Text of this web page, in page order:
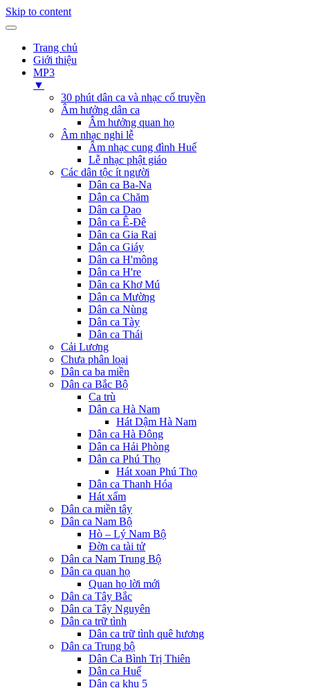
Skip to content
Trang chủ
Giới thiệu
MP3
▼
30 phút dân ca và nhạc cổ truyền
Âm hưởng dân ca
Âm hưởng quan họ
Âm nhạc nghi lễ
Âm nhạc cung đình Huế
Lễ nhạc phật giáo
Các dân tộc ít người
Dân ca Ba-Na
Dân ca Chăm
Dân ca Dao
Dân ca Ê-Đê
Dân ca Gia Rai
Dân ca Giáy
Dân ca H'mông
Dân ca H're
Dân ca Khơ Mú
Dân ca Mường
Dân ca Nùng
Dân ca Tày
Dân ca Thái
Cải Lương
Chưa phân loại
Dân ca ba miền
Dân ca Bắc Bộ
Ca trù
Dân ca Hà Nam
Hát Dậm Hà Nam
Dân ca Hà Đông
Dân ca Hải Phòng
Dân ca Phú Thọ
Hát xoan Phú Thọ
Dân ca Thanh Hóa
Hát xẩm
Dân ca miền tây
Dân ca Nam Bộ
Hò – Lý Nam Bộ
Đờn ca tài tử
Dân ca Nam Trung Bộ
Dân ca quan họ
Quan họ lời mới
Dân ca Tây Bắc
Dân ca Tây Nguyên
Dân ca trữ tình
Dân ca trữ tình quê hương
Dân ca Trung bộ
Dân Ca Bình Trị Thiên
Dân ca Huế
Dân ca khu 5